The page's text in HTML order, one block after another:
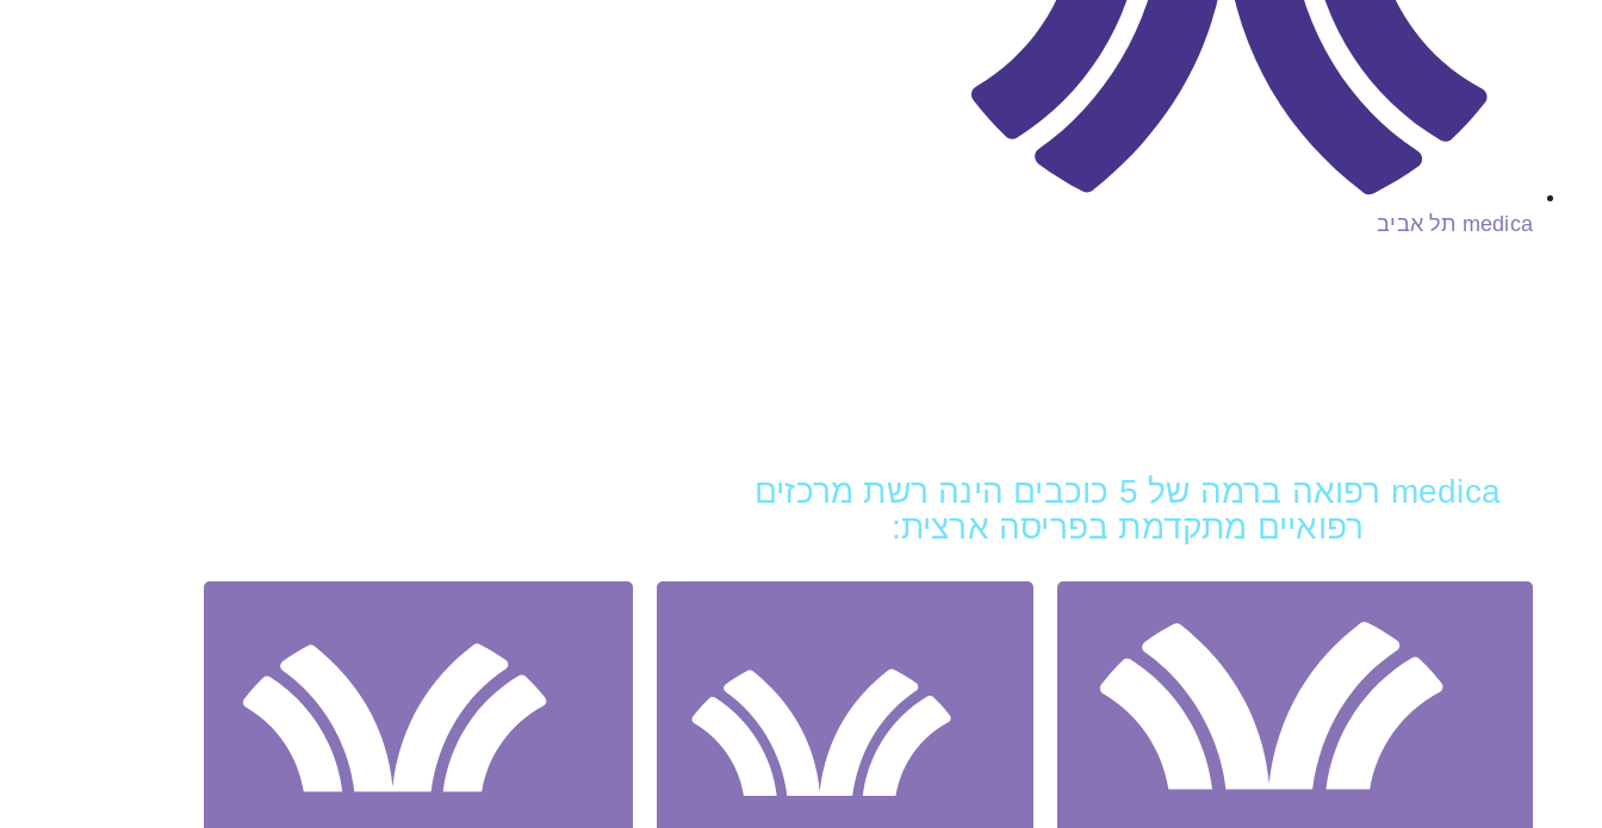
medica תל אביב
medica רפואה ברמה של 5 כוכבים הינה רשת מרכזים
רפואיים מתקדמת בפריסה ארצית: